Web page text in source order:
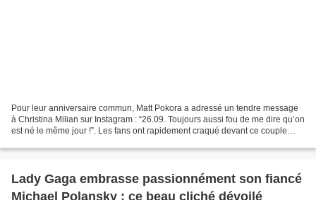
Pour leur anniversaire commun, Matt Pokora a adressé un tendre message
à Christina Milian sur Instagram : “26.09. Toujours aussi fou de me dire qu’on
est né le même jour !”. Les fans ont rapidement craqué devant ce couple
Lady Gaga embrasse passionnément son fiancé
Michael Polansky : ce beau cliché dévoilé